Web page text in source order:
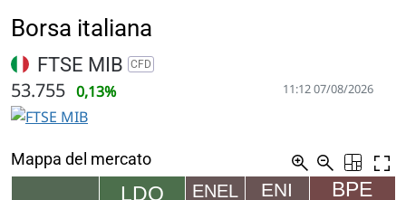
Borsa italiana
FTSE MIB CFD
53.755 0,13% 11:12 07/08/2026
Mappa del mercato